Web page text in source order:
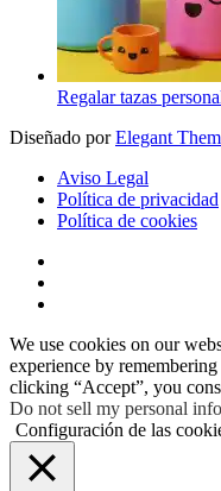
Regalar tazas
Diseñado porElegant
Aviso Legal
Política de privacidad
Política de cookies
We use cookies on our
experience by
clicking “Accept”, you
Do not sell my personal
Configuración de las